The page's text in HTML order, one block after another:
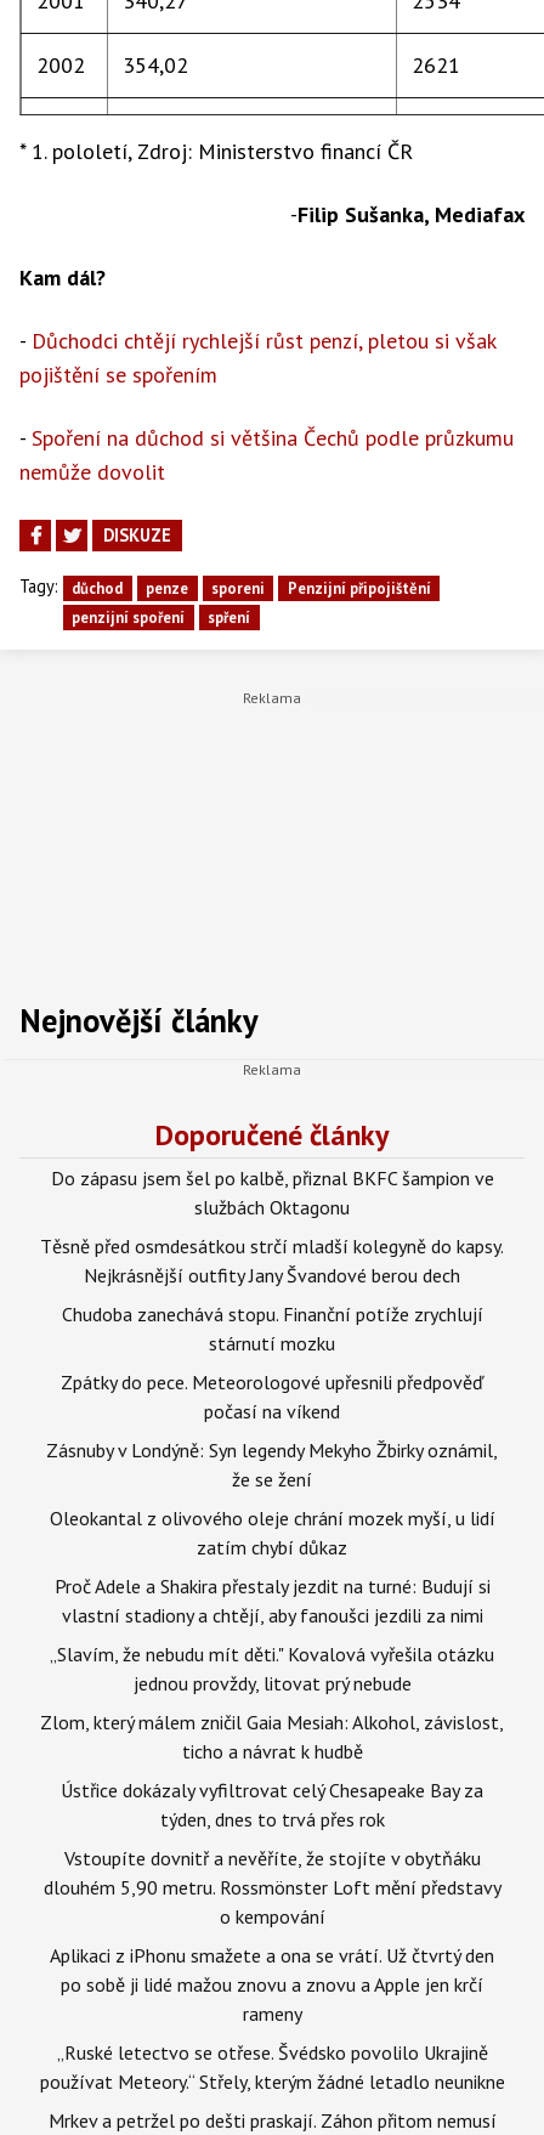
Penzijní připojištění v ČR
2002 354,02 2621
2007 449,67
2008 450,53 4207
2009 443,91
2010* 428,00 4470
* 1. pololetí, Zdroj: Ministerstvo financí ČR
-Filip Sušanka, Mediafax
Kam dál?
- Důchodci chtějí rychlejší růst penzí, pletou si však
pojištění se spořením
- Spoření na důchod si většina Čechů podle průzkumu
nemůže dovolit
DISKUZE
Tagy: důchod penze sporeni
Penzijní připojištění
penzijní spoření
spření
Nejnovější články
Doporučené články
Do zápasu jsem šel po kalbě, přiznal BKFC šampion ve
službách Oktagonu
Těsně před osmdesátkou strčí mladší kolegyně do kapsy.
Nejkrásnější outfity Jany Švandové berou dech
Chudoba zanechává stopu. Finanční potíže zrychlují
stárnutí mozku
Zpátky do pece. Meteorologové upřesnili předpověď
počasí na víkend
Zásnuby v Londýně: Syn legendy Mekyho Žbirky oznámil,
že se žení
Oleokantal z olivového oleje chrání mozek myší, u lidí
zatím chybí důkaz
Proč Adele a Shakira přestaly jezdit na turné: Budují si
vlastní stadiony a chtějí, aby fanoušci jezdili za nimi
„Slavím, že nebudu mít děti." Kovalová vyřešila otázku
jednou provždy, litovat prý nebude
Zlom, který málem zničil Gaia Mesiah: Alkohol, závislost,
ticho a návrat k hudbě
Ústřice dokázaly vyfiltrovat celý Chesapeake Bay za
týden, dnes to trvá přes rok
Vstoupíte dovnitř a nevěříte, že stojíte v obytňáku
dlouhém 5,90 metru. Rossmönster Loft mění představy
o kempování
Aplikaci z iPhonu smažete a ona se vrátí. Už čtvrtý den
po sobě ji lidé mažou znovu a znovu a Apple jen krčí
rameny
„Ruské letectvo se otřese. Švédsko povolilo Ukrajině
používat Meteory.“ Střely, kterým žádné letadlo neunikne
Mrkev a petržel po dešti praskají. Záhon přitom nemusí